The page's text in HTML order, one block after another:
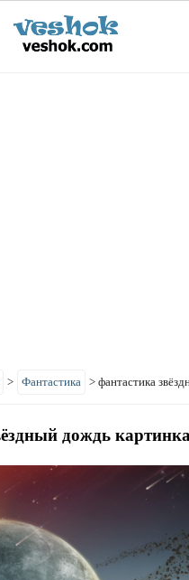
> Фантастика > фантастика
дождь картинка